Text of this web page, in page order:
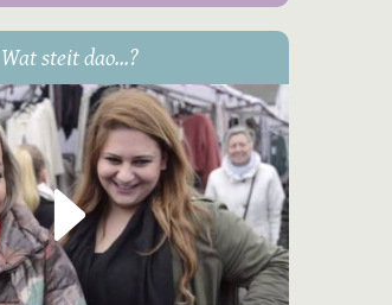
Wat steit dao...?